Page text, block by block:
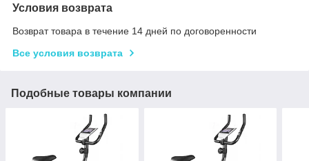
Условия возврата
Возврат товара в течение 14 дней по договоренности
Все условия возврата
Подобные товары компании